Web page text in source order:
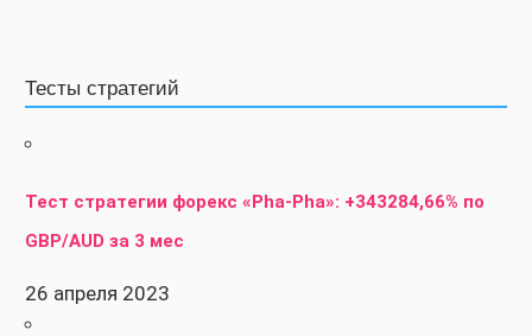
Тесты стратегий
Тест стратегии форекс «Pha-Pha»: +343284,66% по
GBP/AUD за 3 мес
26 апреля 2023